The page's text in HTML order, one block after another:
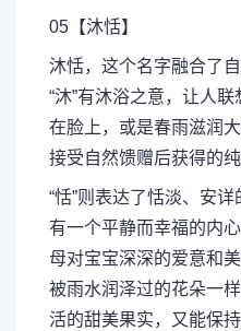
05【沐恬】
沐恬，这个名字融合了
“沐”有沐浴之意，让人
在脸上，或是春雨滋润
接受自然馈赠后获得的
“恬”则表达了恬淡、安
有一个平静而幸福的内
母对宝宝深深的爱意和
被雨水润泽过的花朵一
活的甜美果实，又能保